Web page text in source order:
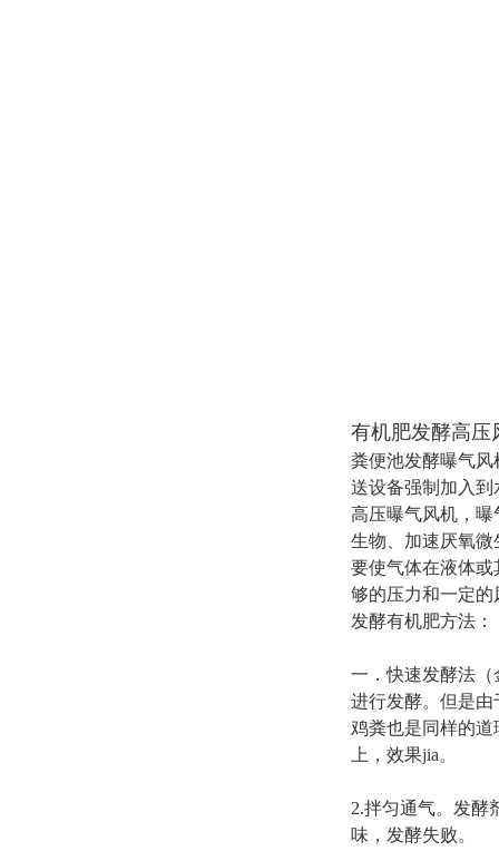
有机肥发酵高压
粪便池发酵曝气
送设备强制加入
高压曝气风机，
生物、加速厌氧
要使气体在液体
够的压力和一定的
发酵有机肥方法：
一．快速发酵法（
进行发酵。但是
鸡粪也是同样的
上，效果jia。
2.拌匀通气。发酵
味，发酵失败。